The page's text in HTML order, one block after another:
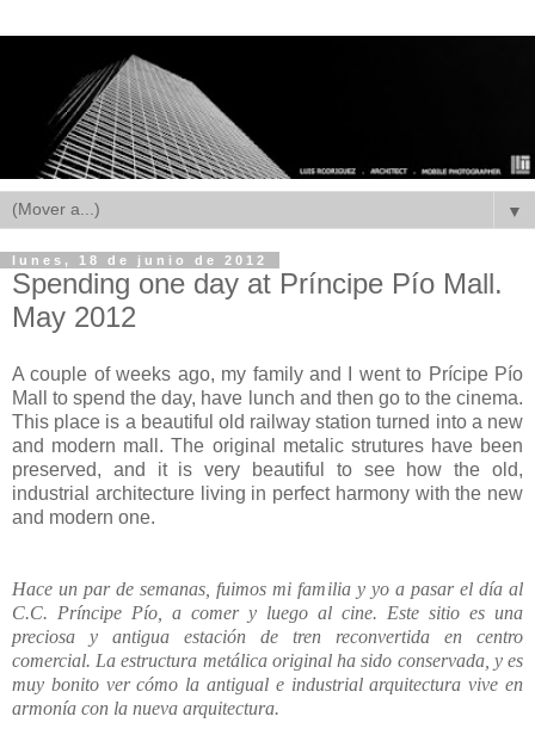
▼
lunes, 18 de junio de 2012
Spending one day at Príncipe Pío Mall.
May 2012
A couple of weeks ago, my family and I went to Prícipe Pío
Mall to spend the day, have lunch and then go to the cinema.
This place is a beautiful old railway station turned into a new
and modern mall. The original metalic strutures have been
preserved, and it is very beautiful to see how the old,
industrial architecture living in perfect harmony with the new
and modern one.
Hace un par de semanas, fuimos mi familia y yo a pasar el día al
C.C. Príncipe Pío, a comer y luego al cine. Este sitio es una
preciosa y antigua estación de tren reconvertida en centro
comercial. La estructura metálica original ha sido conservada, y es
muy bonito ver cómo la antigual e industrial arquitectura vive en
armonía con la nueva arquitectura.